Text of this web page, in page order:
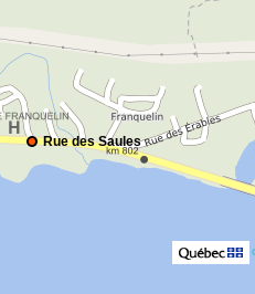
Rue des Saules